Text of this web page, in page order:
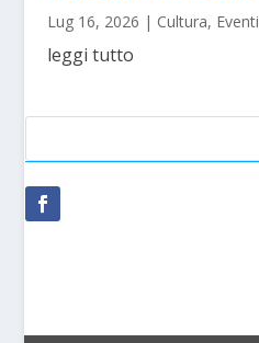
Lug 16, 2026 | Cultura, Eventi
leggi tutto